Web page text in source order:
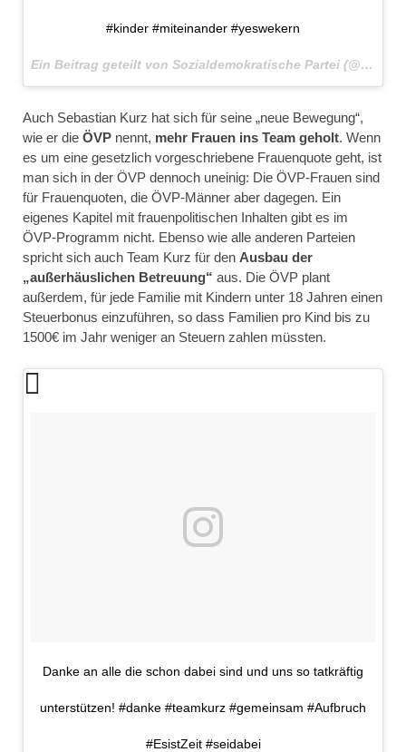
#kinder #miteinander #yeswekern
Ein Beitrag geteilt von Sozialdemokratische Partei (@spoe_at) am
Auch Sebastian Kurz hat sich für seine „neue Bewegung“,
wie er die ÖVP nennt, mehr Frauen ins Team geholt. Wenn
es um eine gesetzlich vorgeschriebene Frauenquote geht, ist
man sich in der ÖVP dennoch uneinig: Die ÖVP-Frauen sind
für Frauenquoten, die ÖVP-Männer aber dagegen. Ein
eigenes Kapitel mit frauenpolitischen Inhalten gibt es im
ÖVP-Programm nicht. Ebenso wie alle anderen Parteien
spricht sich auch Team Kurz für den Ausbau der
„außerhäuslichen Betreuung“ aus. Die ÖVP plant
außerdem, für jede Familie mit Kindern unter 18 Jahren einen
Steuerbonus einzuführen, so dass Familien pro Kind bis zu
1500€ im Jahr weniger an Steuern zahlen müssten.
Danke an alle die schon dabei sind und uns so tatkräftig
unterstützen! #danke #teamkurz #gemeinsam #Aufbruch
#EsistZeit #seidabei